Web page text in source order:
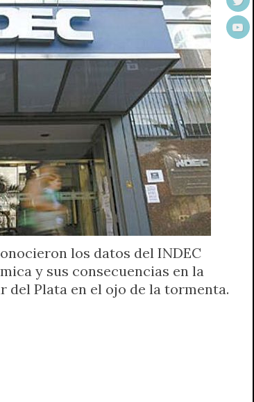
los datos del INDEC
y sus consecuencias en la
del Plata en el ojo de la tormenta.